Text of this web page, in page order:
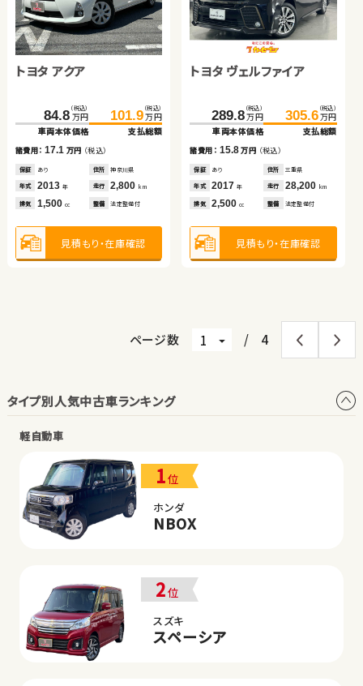
トヨタ アクア
84.8 （税込）
万円
車両本体価格
101.9 （税込）
万円
支払総額
諸費用：17.1 万円 （税込）
保証 あり 住所 神奈川県
年式 2013 年 走行 2,800 km
排気 1,500 cc 整備 法定整備付
見積もり・在庫確認
トヨタ ヴェルファイア
289.8 （税込）
万円
車両本体価格
305.6 （税込）
万円
支払総額
諸費用： 15.8万円 （税込）
保証 あり 住所 三重県
年式 2017年 走行 28,200 km
排気 2,500cc 整備 法定整備付
見積もり・在庫確認
スズキ スイフト
318.0（税込）
万円
諸費用：11.0万円（税込）
あり 山梨県
年式 2025年 走行
排気 1,370 整備 法定整備付
見積もり・在庫確認
日産 セレナ
334.4（税込）
万円
345.4
諸費用：11.0万円（税込）
あり
年式 2023年 走行
排気 1,500 整備 法定整備付
見積もり・在庫確認
ホンダ Ｎ ＢＯＸ
47.7万円
車両本体価格
支払総額
諸費用：4.9 万円 （税込）
保証 なし 住所 岡山県
排気 660 整備 法定整備付
トヨタ ヴォクシー
244.6（税込）
万円
車両本体価格
諸費用：13.3万円 （税込）
保証 あり 住所 青森県
排気 2,000cc 整備 なし
ページ数 / 4
タイプ別人気中古車ランキング
軽自動車
1位
ホンダ
NBOX
2位
スズキ
スペーシア